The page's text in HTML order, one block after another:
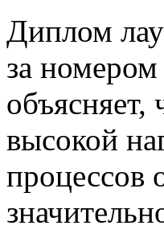
Диплом
за
высокой
процессов